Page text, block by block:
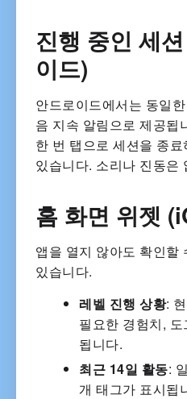
진행 중인 세
이드)
안드로이드에서는 동일
음 지속 알림으로 제공됩
한 번 탭으로 세션을 종
있습니다. 소리나 진동은
홈 화면 위젯
앱을 열지 않아도 확인할
있습니다.
레벨 진행 상황:
필요한 경험치,
됩니다.
최근 14일 활동:
개 태그가 표시됩